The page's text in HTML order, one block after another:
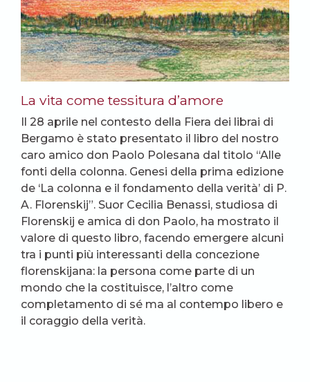
La vita come tessitura d’amore
Il 28 aprile nel contesto della Fiera dei librai di
Bergamo è stato presentato il libro del nostro
caro amico don Paolo Polesana dal titolo “Alle
fonti della colonna. Genesi della prima edizione
de ‘La colonna e il fondamento della verità’ di P.
A. Florenskij”. Suor Cecilia Benassi, studiosa di
Florenskij e amica di don Paolo, ha mostrato il
valore di questo libro, facendo emergere alcuni
tra i punti più interessanti della concezione
florenskijana: la persona come parte di un
mondo che la costituisce, l’altro come
completamento di sé ma al contempo libero e
il coraggio della verità.